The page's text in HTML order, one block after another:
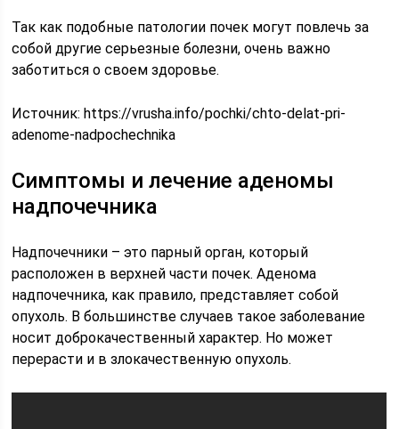
Так как подобные патологии почек могут повлечь за
собой другие серьезные болезни, очень важно
заботиться о своем здоровье.
Источник:https://vrusha.info/pochki/chto-delat-pri-
adenome-nadpochechnika
Симптомы и лечение аденомы
надпочечника
Надпочечники – это парный орган, который
расположен в верхней части почек. Аденома
надпочечника, как правило, представляет собой
опухоль. В большинстве случаев такое заболевание
носит доброкачественный характер. Но может
перерасти и в злокачественную опухоль.